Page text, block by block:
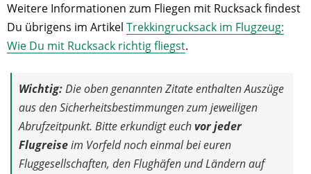
Weitere Informationen zum Fliegen mit Rucksack findest
Du übrigens im Artikel Trekkingrucksack im Flugzeug:
Wie Du mit Rucksack richtig fliegst.
Wichtig:Die oben genannten Zitate enthalten Auszüge
aus den Sicherheitsbestimmungen zum jeweiligen
Abrufzeitpunkt. Bitte erkundigt euchvor jeder
Flugreiseim Vorfeld noch einmal bei euren
Fluggesellschaften, den Flughäfen und Ländern auf